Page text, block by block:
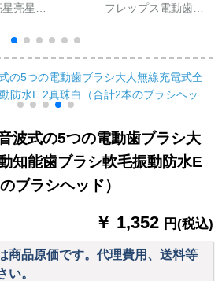
星亮星
39 PLUS音波式電
歯ブラシ成人子供
庭用誘導充電式子
用若芽緑
フレップス電動歯ブ
歯ブラシリンチ緑HX
6213/60-配3本ブラシ
波式の5つの電動歯ブラシ大
知能歯ブラシ軟毛振動防水E
ブラシヘッド）
￥ 1,352 円(税込)
商品原価です。代理費用、送料等
い。